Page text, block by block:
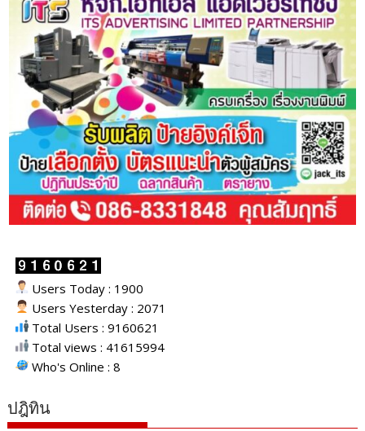
Users Today : 1900
Users Yesterday : 2071
Total Users : 9160621
Total views : 41615994
Who's Online : 8
ปฎิทิน